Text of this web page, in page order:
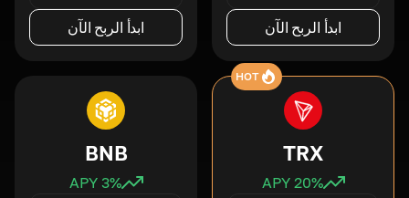
ابدأ الربح الآن ابدأ الربح الآن
HOT
TRX
20% APY
BNB
3% APY